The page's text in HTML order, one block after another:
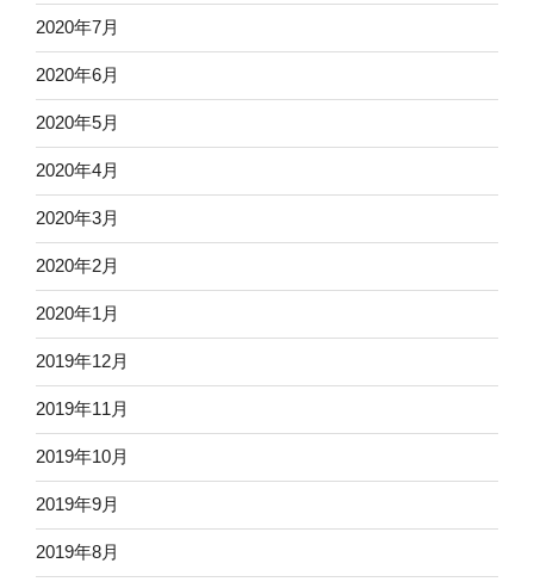
2020年7月
2020年6月
2020年5月
2020年4月
2020年3月
2020年2月
2020年1月
2019年12月
2019年11月
2019年10月
2019年9月
2019年8月